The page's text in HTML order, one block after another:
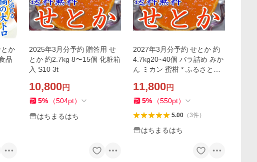
か
品
2025年3月分予約 贈答用 せ
とか 約2.7kg 8〜15個 化粧箱
入 S10 3t
10,800円
5% （504pt）
はちまるはち
2027年3月分予約 せとか 約
4.7kg20~40個 バラ詰め みか
ん ミカン 蜜柑 * ふるさと納
11,800円
5% （550pt）
5.00（3件）
はちまるはち